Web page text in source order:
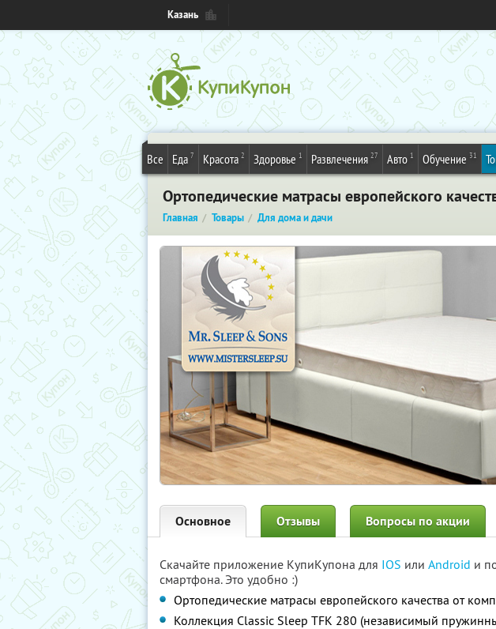
Казань
Все Еда 7 Красота 2 Здоровье 1 Развлечения 27 Авто 1 Обучение 31
Ортопедические матрасы европейского
Главная Товары Для дома и дачи
Основное Отзывы Вопросы по акции
Скачайте приложение КупиКупона для IOS или Android и
смартфона. Это удобно :)
Ортопедические матрасы европейского качества от
Коллекция Classic Sleep TFK 280 (независимый